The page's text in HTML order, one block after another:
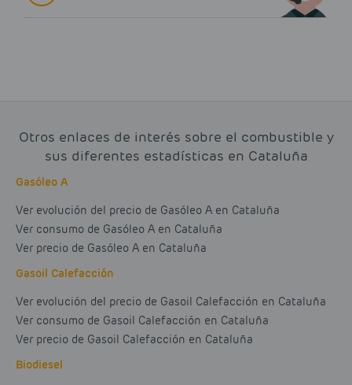
Otros enlaces de interés sobre el combustible y
sus diferentes estadísticas en Cataluña
Gasóleo A
Ver evolución del precio de Gasóleo A en Cataluña
Ver consumo de Gasóleo A en Cataluña
Ver precio de Gasóleo A en Cataluña
Gasoil Calefacción
Ver evolución del precio de Gasoil Calefacción en Cataluña
Ver consumo de Gasoil Calefacción en Cataluña
Ver precio de Gasoil Calefacción en Cataluña
Biodiesel